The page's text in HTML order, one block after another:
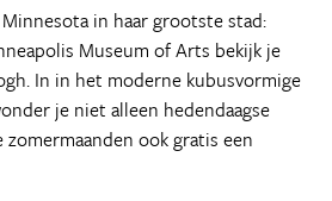
in haar grootste stad:
Museum of Arts bekijk je
In in het moderne kubusvormige
je niet alleen hedendaagse
ook gratis een